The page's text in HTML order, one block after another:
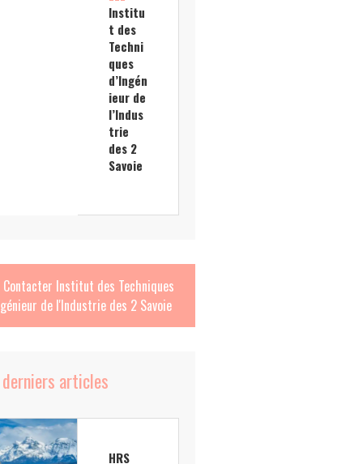
Institu
t des
Techni
ques
d’Ingén
ieur de
l’Indus
trie
des 2
Savoie
Contacter Institut des Techniques
de l'Industrie des 2 Savoie
articles
HRS